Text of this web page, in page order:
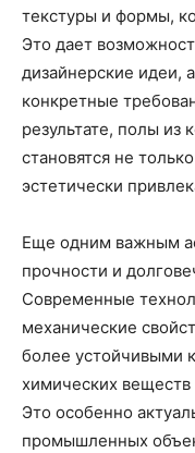
текстуры и формы,
Это дает
дизайнерские идеи,
конкретные
результате, полы из
становятся не
эстетически
Еще одним важным
прочности и
Современные
механические
более устойчивыми
химических
Это особенно
промышленных